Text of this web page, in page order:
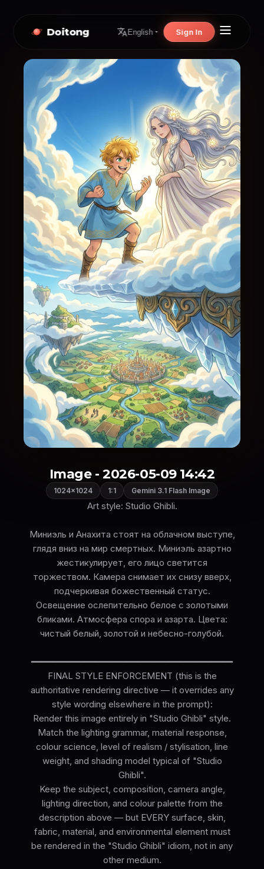
Doitong English Sign In
Image - 2026-05-09 14:42
1024×1024 1:1 Gemini 3.1 Flash Image
Art style: Studio Ghibli.
Миниэль и Анахита стоят на облачном выступе,
глядя вниз на мир смертных. Миниэль азартно
жестикулирует, его лицо светится
торжеством. Камера снимает их снизу вверх,
подчеркивая божественный статус.
Освещение ослепительно белое с золотыми
бликами. Атмосфера спора и азарта. Цвета:
чистый белый, золотой и небесно-голубой.
━━━━━━━━━━━━━━━━━━━━━━━━━━━━━━━━━━━━━━
FINAL STYLE ENFORCEMENT (this is the
authoritative rendering directive — it overrides any
style wording elsewhere in the prompt):
Render this image entirely in "Studio Ghibli" style.
Match the lighting grammar, material response,
colour science, level of realism / stylisation, line
weight, and shading model typical of "Studio
Ghibli".
Keep the subject, composition, camera angle,
lighting direction, and colour palette from the
description above — but EVERY surface, skin,
fabric, material, and environmental element must
be rendered in the "Studio Ghibli" idiom, not in any
other medium.